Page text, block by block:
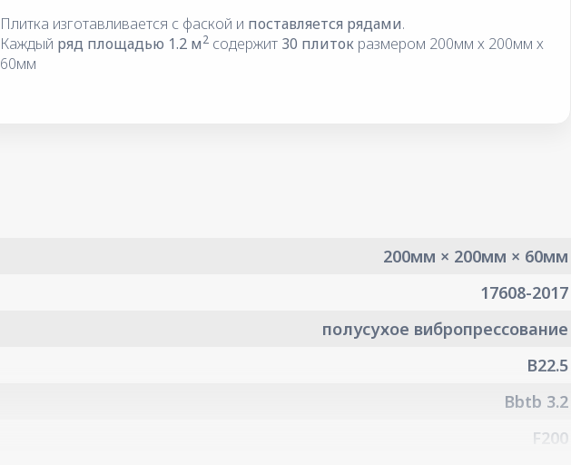
Плитка изготавливается с фаской и поставляется рядами.
Каждый ряд площадью 1.2 м2 содержит 30 плиток размером 200мм х 200мм х
60мм
200мм × 200мм × 60мм
17608-2017
полусухое вибропрессование
B22.5
Bbtb 3.2
F200